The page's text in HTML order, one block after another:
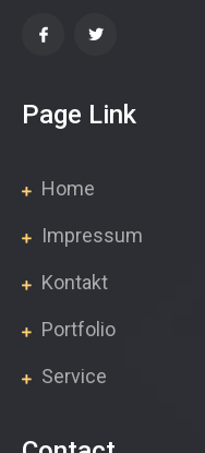
Page Link
Home
Impressum
Kontakt
Portfolio
Service